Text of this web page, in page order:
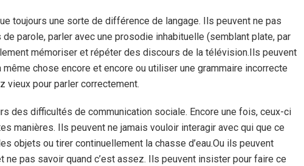
toujours une sorte de différence de langage. Ils peuvent ne pas
parole, parler avec une prosodie inhabituelle (semblant plate, par
mémoriser et répéter des discours de la télévision. Ils peuvent
chose encore et encore ou utiliser une grammaire incorrecte
vieux pour parler correctement.
des difficultés de communication sociale. Encore une fois, ceux-ci
manières. Ils peuvent ne jamais vouloir interagir avec qui que ce
objets ou tirer continuellement la chasse d’eau.Ou ils peuvent
ne pas savoir quand c’est assez. Ils peuvent insister pour faire ce